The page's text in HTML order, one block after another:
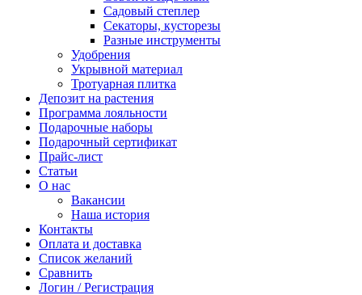
Садовый степлер
Секаторы, кусторезы
Разные инструменты
Удобрения
Укрывной материал
Тротуарная плитка
Депозит на растения
Программа лояльности
Подарочные наборы
Подарочный сертификат
Прайс-лист
Статьи
О нас
Вакансии
Наша история
Контакты
Оплата и доставка
Список желаний
Сравнить
Логин / Регистрация